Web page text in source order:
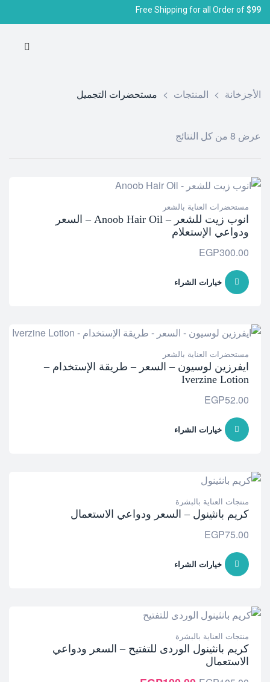
Free Shipping for all Order of$99
الأجزخانة > المنتجات > مستحضرات التجميل
عرض ⁦8⁩ من كل النتائج
مستحضرات العناية بالشعر
انوب زيت للشعر – Anoob Hair Oil – السعر
ودواعي الإستعلام
EGP300.00
خيارات الشراء
مستحضرات العناية بالشعر
ايفرزين لوسيون – السعر – طريقة الإستخدام –
Iverzine Lotion
EGP52.00
خيارات الشراء
منتجات العناية بالبشرة
كريم بانثينول – السعر ودواعي الاستعمال
EGP75.00
خيارات الشراء
منتجات العناية بالبشرة
كريم بانثينول الوردى للتفتيح – السعر ودواعي
الاستعمال